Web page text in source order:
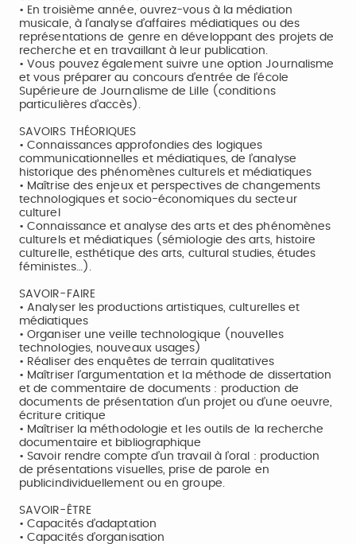
• En troisième année, ouvrez-vous à la médiation
musicale, à l’analyse d’affaires médiatiques ou des
représentations de genre en développant des projets de
recherche et en travaillant à leur publication.
• Vous pouvez également suivre une option Journalisme
et vous préparer au concours d’entrée de l’école
Supérieure de Journalisme de Lille (conditions
particulières d’accès).
SAVOIRS THÉORIQUES
• Connaissances approfondies des logiques
communicationnelles et médiatiques, de l’analyse
historique des phénomènes culturels et médiatiques
• Maîtrise des enjeux et perspectives de changements
technologiques et socio-économiques du secteur
culturel
• Connaissance et analyse des arts et des phénomènes
culturels et médiatiques (sémiologie des arts, histoire
culturelle, esthétique des arts, cultural studies, études
féministes…).
SAVOIR-FAIRE
• Analyser les productions artistiques, culturelles et
médiatiques
• Organiser une veille technologique (nouvelles
technologies, nouveaux usages)
• Réaliser des enquêtes de terrain qualitatives
• Maîtriser l’argumentation et la méthode de dissertation
et de commentaire de documents : production de
documents de présentation d’un projet ou d’une oeuvre,
écriture critique
• Maîtriser la méthodologie et les outils de la recherche
documentaire et bibliographique
• Savoir rendre compte d’un travail à l’oral : production
de présentations visuelles, prise de parole en
publicindividuellement ou en groupe.
SAVOIR-ÊTRE
• Capacités d’adaptation
• Capacités d’organisation